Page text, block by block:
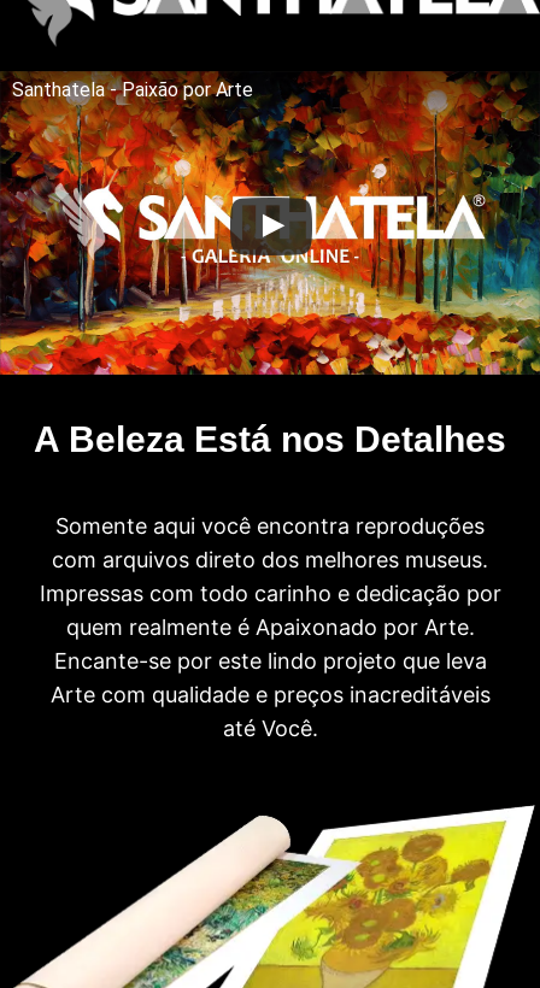
Santhatela - Paixão por Arte
A Beleza Está nos Detalhes
Somente aqui você encontra reproduções
com arquivos direto dos melhores museus.
Impressas com todo carinho e dedicação por
quem realmente é Apaixonado por Arte.
Encante-se por este lindo projeto que leva
Arte com qualidade e preços inacreditáveis
até Você.